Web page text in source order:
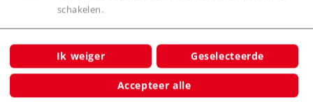
Bijbehorende producten
schakelen.
Ik weiger Geselecteerde
Accepteer alle